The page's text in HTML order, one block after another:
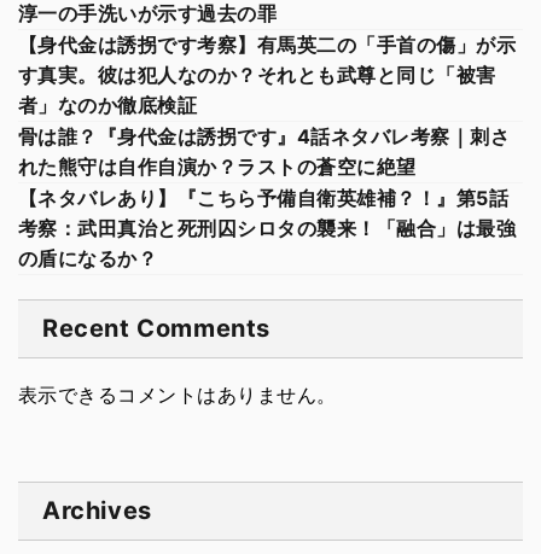
淳一の手洗いが示す過去の罪
【身代金は誘拐です考察】有馬英二の「手首の傷」が示
す真実。彼は犯人なのか？それとも武尊と同じ「被害
者」なのか徹底検証
骨は誰？『身代金は誘拐です』4話ネタバレ考察｜刺さ
れた熊守は自作自演か？ラストの蒼空に絶望
【ネタバレあり】『こちら予備自衛英雄補？！』第5話
考察：武田真治と死刑囚シロタの襲来！「融合」は最強
の盾になるか？
Recent Comments
表示できるコメントはありません。
Archives